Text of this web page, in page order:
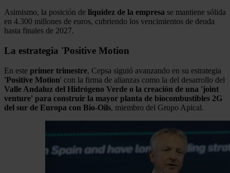
Asimismo, la posición de liquidez de la empresa se mantiene sólida
en 4.300 millones de euros, cubriendo los vencimientos de deuda
hasta finales de 2027.
La estrategia 'Positive Motion
En este primer trimestre, Cepsa siguió avanzando en su estrategia
'Positive Motion' con la firma de alianzas como la del desarrollo del
Valle Andaluz del Hidrógeno Verde o la creación de una 'joint
venture' para construir la mayor planta de biocombustibles 2G
del sur de Europa con Bio-Oils, miembro del Grupo Apical.